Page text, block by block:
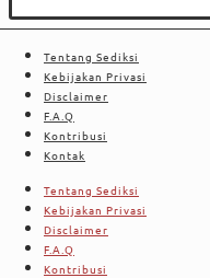
Tentang Sediksi
Kebijakan Privasi
Disclaimer
F.A.Q
Kontribusi
Kontak
Tentang Sediksi
Kebijakan Privasi
Disclaimer
F.A.Q
Kontribusi